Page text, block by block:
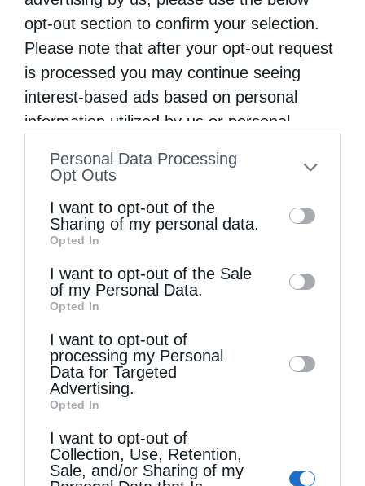
opt-out section to confirm your selection.
Please note that after your opt-out request
is processed you may continue seeing
interest-based ads based on personal
information utilized by us or personal
to your opt-out. You may separately opt-out
information by third parties on the IAB’s list
of downstream participants. This
information may also be disclosed by us to
third parties on theIAB’s List of
Downstream Participants
disclose it to other third parties.
Personal Data Processing
Opt Outs
I want to opt-out of the
Sharing of my personal data.
Opted In
I want to opt-out of the Sale
of my Personal Data.
Opted In
I want to opt-out of
processing my Personal
Data for Targeted
Advertising.
Opted In
I want to opt-out of
Collection, Use, Retention,
Sale, and/or Sharing of my
Τελευταία άρθρα
Εὐχαριστίες γιά τήν παραχώρηση τμήματος
στρατοπέδου στήν Ἱερά Μητρόπολη Καστορίας
γιά κοινωφελῆ σκοπό